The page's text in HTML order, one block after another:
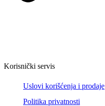
Korisnički servis
Uslovi korišćenja i prodaje
Politika privatnosti